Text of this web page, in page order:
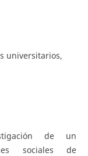
universitarios,
de un
sociales de